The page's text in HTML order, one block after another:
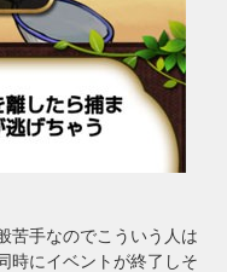
苦手なのでこういう人は
時にイベントが終了しそ